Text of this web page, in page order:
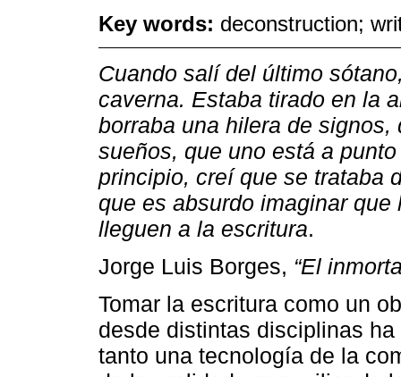
Key words: deconstruction;
Cuando salí del último
caverna. Estaba tirado en la
borraba una hilera de
sueños, que uno está a
principio, creí que se trataba
que es absurdo imaginar
lleguen a la escritura.
Jorge Luis Borges, “El
Tomar la escritura como un
desde distintas disciplinas
tanto una tecnología de la